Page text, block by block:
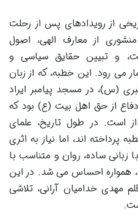
از رویدادهای پس از رحلت
از معارف الهی، اصول
و تبیین حقایق سیاسی و
می رود. این خطبه، که از زبان
(س)، در مسجد پیامبر ایراد
از حق اهل بیت (ع) بود که
است. در طول تاریخ، علمای
اند، اما نیاز به اثری
زبانی ساده، روان و متناسب با
همواره احساس می شد. در این
مهدی خدامیان آرانی، تلاشی